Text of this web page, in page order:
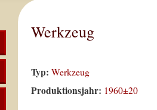
Werkzeug
Typ:Werkzeug
Produktionsjahr: 1960±20